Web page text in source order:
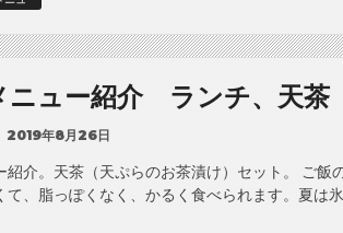
ニュー紹介 ランチ、天茶
2019年8月26日
紹介。天茶（天ぷらのお茶漬け）セット。 ご飯
て、脂っぽくなく、かるく食べられます。夏は